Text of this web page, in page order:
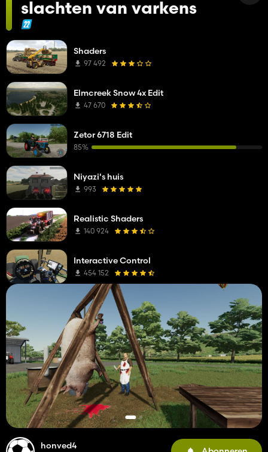
slachten van varkens
honved4
Shaders
97 492
Elmcreek Snow 4x Edit
47 670
Zetor 6718 Edit
85%
Niyazi's huis
993
Realistic Shaders
140 924
Interactive Control
454 152